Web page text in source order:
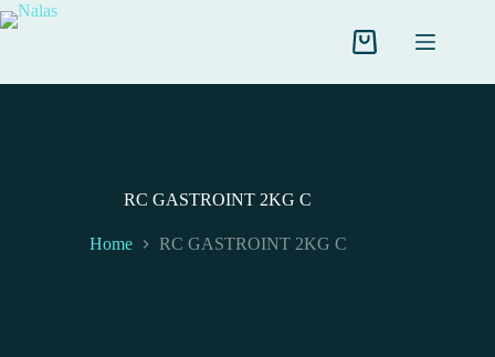
Salta
al
Carrello
RC GASTROINT 2KG C
Home RC GASTROINT 2KG C